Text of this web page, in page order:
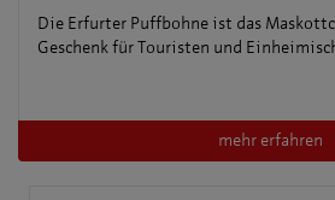
Die Erfurter Puffbohne ist das
Geschenk für Touristen und
mehr erfahren